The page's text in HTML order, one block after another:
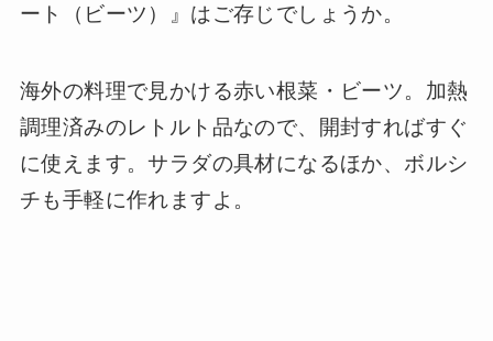
ート（ビーツ）』はご存じでしょうか。
海外の料理で見かける赤い根菜・ビーツ。加熱
調理済みのレトルト品なので、開封すればすぐ
に使えます。サラダの具材になるほか、ボルシ
チも手軽に作れますよ。